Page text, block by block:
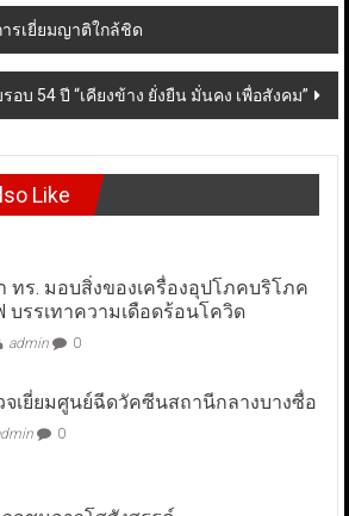
ารเยี่ยมญาติใกล้ชิด
อบ 54 ปี “เคียงข้าง ยั่งยืน มั่นคง เพื่อสังคม”
Like
ทร. มอบสิ่งของเครื่องอุปโภคบริโภค
รรเทาความเดือดร้อนโควิด
admin 0
เยี่ยมศูนย์ฉีดวัคซีนสถานีกลางบางซื่อ
0